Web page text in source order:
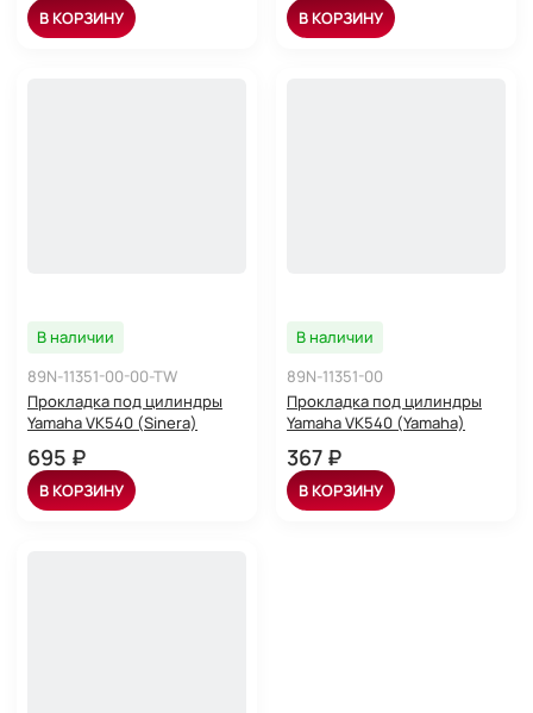
В КОРЗИНУ В КОРЗИНУ
В наличии
89N-11351-00-00-TW
Прокладка под цилиндры
Yamaha VK540 (Sinera)
695 ₽
В КОРЗИНУ
В наличии
89N-11351-00
Прокладка под цилиндры
Yamaha VK540 (Yamaha)
367 ₽
В КОРЗИНУ